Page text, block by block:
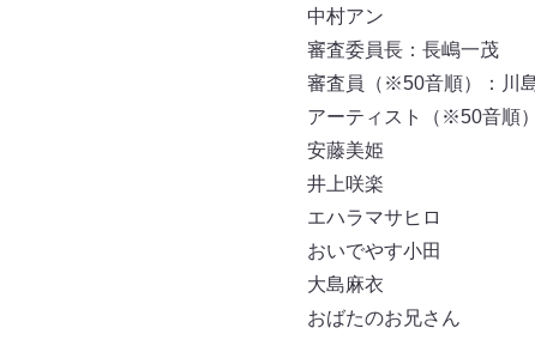
中村アン
審査委員長：長嶋一茂
審査員（※50音順）：川
アーティスト（※50音順）
安藤美姫
井上咲楽
エハラマサヒロ
おいでやす小田
大島麻衣
おばたのお兄さん